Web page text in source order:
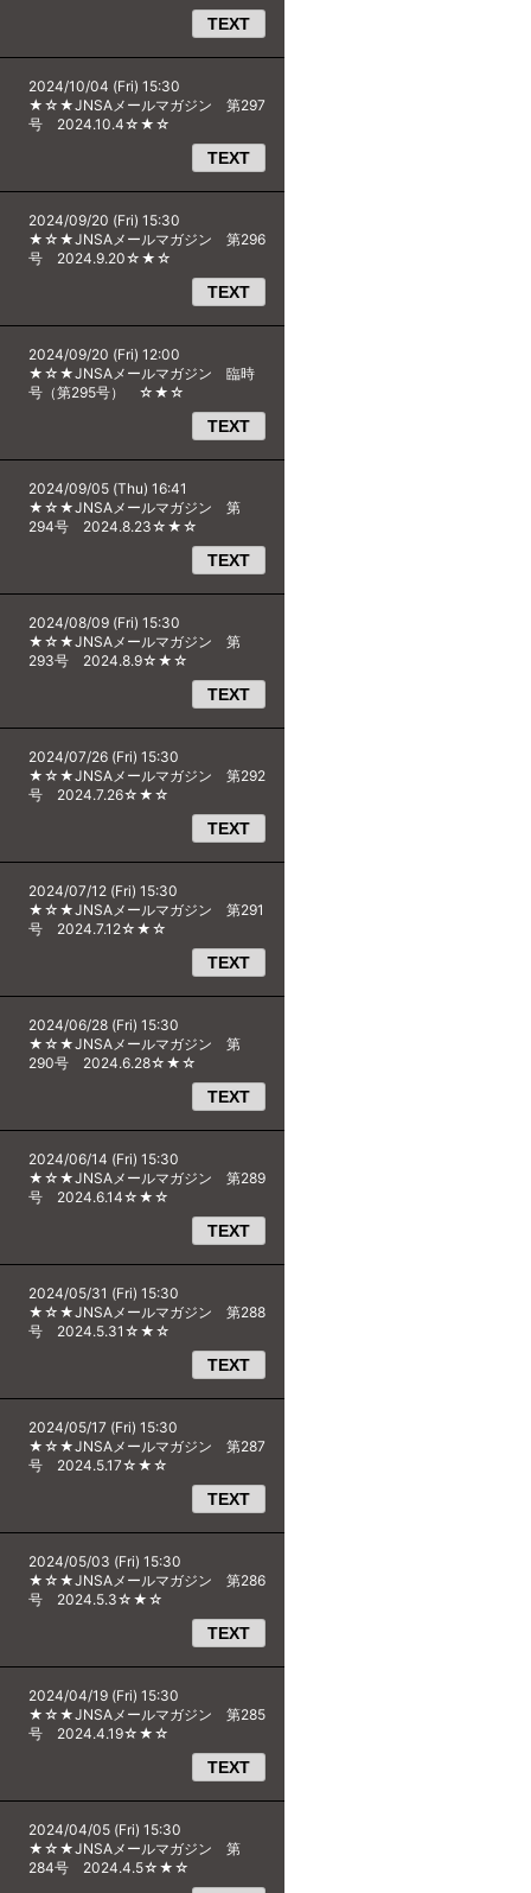
TEXT
2024/10/04 (Fri) 15:30
★☆★JNSAメールマガジン 第297
号 2024.10.4☆★☆
TEXT
2024/09/20 (Fri) 15:30
★☆★JNSAメールマガジン 第296
号 2024.9.20☆★☆
TEXT
2024/09/20 (Fri) 12:00
★☆★JNSAメールマガジン 臨時
号（第295号） ☆★☆
TEXT
2024/09/05 (Thu) 16:41
★☆★JNSAメールマガジン 第
294号 2024.8.23☆★☆
TEXT
2024/08/09 (Fri) 15:30
★☆★JNSAメールマガジン 第
293号 2024.8.9☆★☆
TEXT
2024/07/26 (Fri) 15:30
★☆★JNSAメールマガジン 第292
号 2024.7.26☆★☆
TEXT
2024/07/12 (Fri) 15:30
★☆★JNSAメールマガジン 第291
号 2024.7.12☆★☆
TEXT
2024/06/28 (Fri) 15:30
★☆★JNSAメールマガジン 第
290号 2024.6.28☆★☆
TEXT
2024/06/14 (Fri) 15:30
★☆★JNSAメールマガジン 第289
号 2024.6.14☆★☆
TEXT
2024/05/31 (Fri) 15:30
★☆★JNSAメールマガジン 第288
号 2024.5.31☆★☆
TEXT
2024/05/17 (Fri) 15:30
★☆★JNSAメールマガジン 第287
号 2024.5.17☆★☆
TEXT
2024/05/03 (Fri) 15:30
★☆★JNSAメールマガジン 第286
号 2024.5.3☆★☆
TEXT
2024/04/19 (Fri) 15:30
★☆★JNSAメールマガジン 第285
号 2024.4.19☆★☆
TEXT
2024/04/05 (Fri) 15:30
★☆★JNSAメールマガジン 第
284号 2024.4.5☆★☆